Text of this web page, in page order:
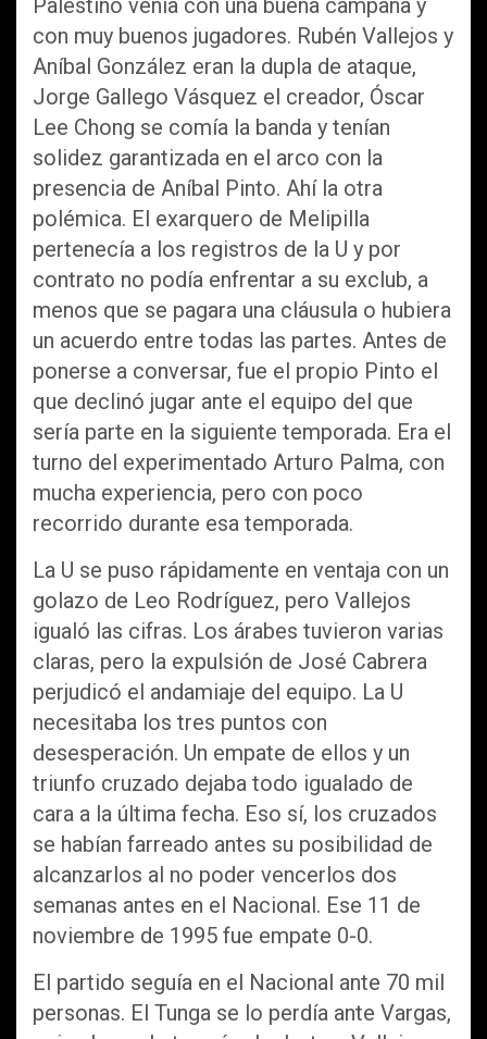
Palestino venía con una buena campaña y
con muy buenos jugadores. Rubén Vallejos y
Aníbal González eran la dupla de ataque,
Jorge Gallego Vásquez el creador, Óscar
Lee Chong se comía la banda y tenían
solidez garantizada en el arco con la
presencia de Aníbal Pinto. Ahí la otra
polémica. El exarquero de Melipilla
pertenecía a los registros de la U y por
contrato no podía enfrentar a su exclub, a
menos que se pagara una cláusula o hubiera
un acuerdo entre todas las partes. Antes de
ponerse a conversar, fue el propio Pinto el
que declinó jugar ante el equipo del que
sería parte en la siguiente temporada. Era el
turno del experimentado Arturo Palma, con
mucha experiencia, pero con poco
recorrido durante esa temporada.
La U se puso rápidamente en ventaja con un
golazo de Leo Rodríguez, pero Vallejos
igualó las cifras. Los árabes tuvieron varias
claras, pero la expulsión de José Cabrera
perjudicó el andamiaje del equipo. La U
necesitaba los tres puntos con
desesperación. Un empate de ellos y un
triunfo cruzado dejaba todo igualado de
cara a la última fecha. Eso sí, los cruzados
se habían farreado antes su posibilidad de
alcanzarlos al no poder vencerlos dos
semanas antes en el Nacional. Ese 11 de
noviembre de 1995 fue empate 0-0.
El partido seguía en el Nacional ante 70 mil
personas. El Tunga se lo perdía ante Vargas,